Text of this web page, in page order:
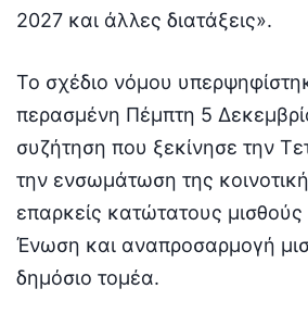
2027 και άλλες διατάξεις».
Το σχέδιο νόμου
περασμένη Πέμπτη 5
συζήτηση που ξεκίνησε την
την ενσωμάτωση της
επαρκείς κατώτατους
Ένωση και αναπροσαρμογή
δημόσιο τομέα.